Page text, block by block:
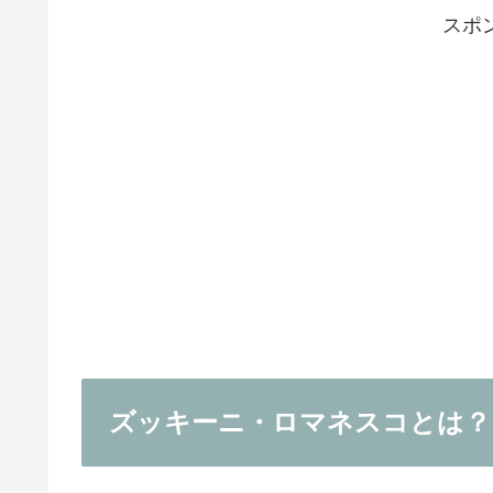
スポ
ズッキーニ・ロマネスコとは？